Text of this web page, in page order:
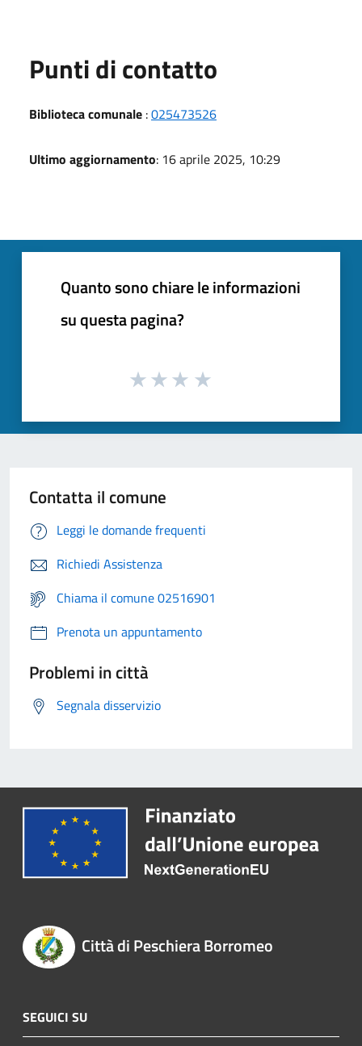
Punti di contatto
Biblioteca comunale :025473526
Ultimo aggiornamento: 16 aprile 2025, 10:29
Quanto sono chiare le informazioni
su questa pagina?
Contatta il comune
Leggi le domande frequenti
Richiedi Assistenza
Chiama il comune 02516901
Prenota un appuntamento
Problemi in città
Segnala disservizio
Città di Peschiera Borromeo
SEGUICI SU